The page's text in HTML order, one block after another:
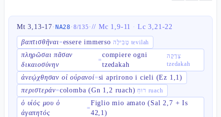
Mt 3,13-17· NA28· 8/135· //Mc 1,9-11 · Lc 3,21-22
βαπτισθῆναι=essere immerso טְבִילָה tevilah
πληρῶσαι πᾶσαν
δικαιοσύνην
=
compiere ogni
tzedakah
צְדָקָה
tzedakah
ἀνεῴχθησαν οἱ οὐρανοί=si aprirono i cieli (Ez 1,1)
περιστεράν=colomba (Gn 1,2 ruach) רוּחַ ruach
ὁ υἱός μου ὁ
ἀγαπητός
=
Figlio mio amato (Sal 2,7 + Is
42,1)